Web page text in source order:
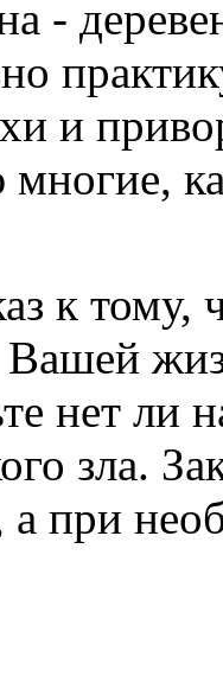
-
и
к тому,
нет ли
зла.
а при